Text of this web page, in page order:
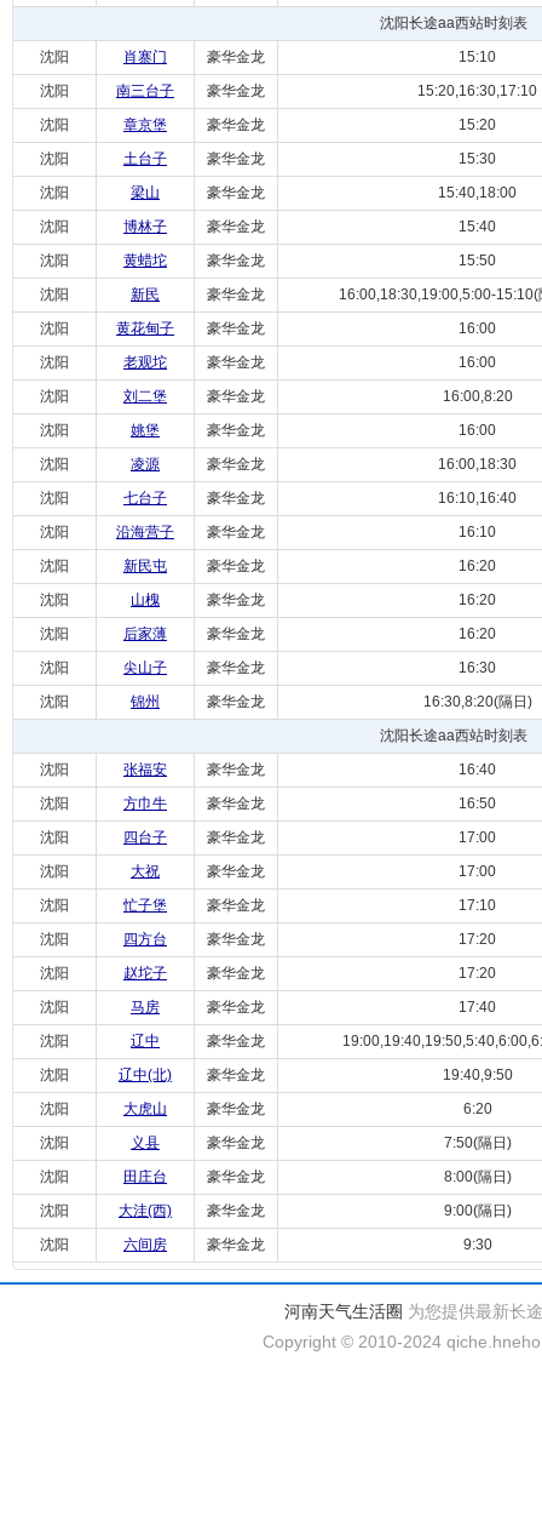
沈阳长途aa西站时刻表
沈阳
肖寨门 豪华金龙
15:10
沈阳
南三台子 豪华金龙
15:20,16:30,17:10
沈阳
章京堡 豪华金龙
15:20
沈阳
土台子 豪华金龙
15:30
沈阳
梁山 豪华金龙
15:40,18:00
沈阳
博林子 豪华金龙
15:40
沈阳
黄蜡坨 豪华金龙
15:50
沈阳
新民 豪华金龙
16:00,18:30,19:00,5:00-15:10(
沈阳
黄花甸子 豪华金龙
16:00
沈阳
老观坨 豪华金龙
16:00
沈阳
刘二堡 豪华金龙
16:00,8:20
沈阳
姚堡 豪华金龙
16:00
沈阳
凌源 豪华金龙
16:00,18:30
沈阳
七台子 豪华金龙
16:10,16:40
沈阳
沿海营子 豪华金龙
16:10
沈阳
新民屯 豪华金龙
16:20
沈阳
山槐 豪华金龙
16:20
沈阳
后家薄 豪华金龙
16:20
沈阳
尖山子 豪华金龙
16:30
沈阳
锦州 豪华金龙
16:30,8:20(隔日)
沈阳长途aa西站时刻表
沈阳
张福安 豪华金龙
16:40
沈阳
方巾牛 豪华金龙
16:50
沈阳
四台子 豪华金龙
17:00
沈阳
大祝 豪华金龙
17:00
沈阳
忙子堡 豪华金龙
17:10
沈阳
四方台 豪华金龙
17:20
沈阳
赵坨子 豪华金龙
17:20
沈阳
马房 豪华金龙
17:40
沈阳
辽中 豪华金龙
沈阳
辽中(北) 豪华金龙
19:40,9:50
沈阳
大虎山 豪华金龙
6:20
沈阳
义县 豪华金龙
7:50(隔日)
沈阳
田庄台 豪华金龙
8:00(隔日)
沈阳
大洼(西) 豪华金龙
9:00(隔日)
沈阳
六间房 豪华金龙 9:30
河南天气生活圈 为您提供最新长
Copyright © 2010-2024